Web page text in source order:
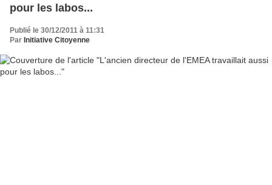
pour les labos...
Publié le 30/12/2011 à 11:31
Par Initiative Citoyenne